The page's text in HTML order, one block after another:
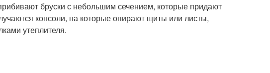
бруски с небольшим сечением, которые придают
консоли, на которые опирают щиты или листы,
утеплителя.